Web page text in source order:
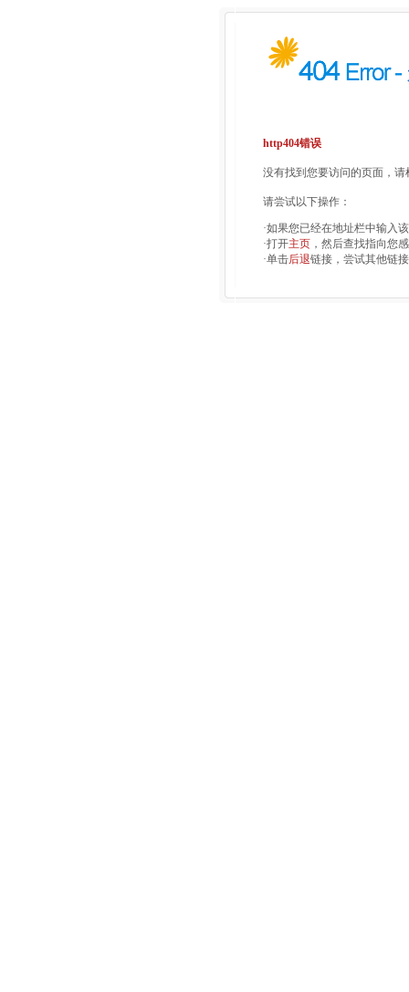
http404错误
没有找到您要访问的页面，
请尝试以下操作：
·如果您已经在地址栏中输入
·打开主页 ，然后查找指向您
·单击后退链接，尝试其他链